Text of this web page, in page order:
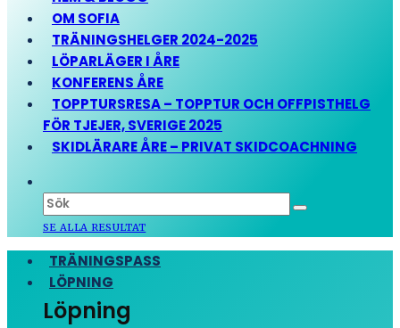
OM SOFIA
TRÄNINGSHELGER 2024-2025
LÖPARLÄGER I ÅRE
KONFERENS ÅRE
TOPPTURSRESA – TOPPTUR OCH OFFPISTHELG
FÖR TJEJER, SVERIGE 2025
SKIDLÄRARE ÅRE – PRIVAT SKIDCOACHNING
SE ALLA RESULTAT
TRÄNINGSPASS
LÖPNING
Löpning